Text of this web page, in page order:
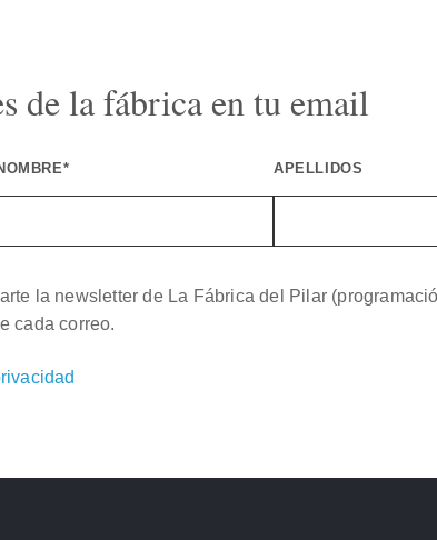
de la fábrica en tu email
APELLIDOS
la newsletter de La Fábrica del Pilar
cada correo.